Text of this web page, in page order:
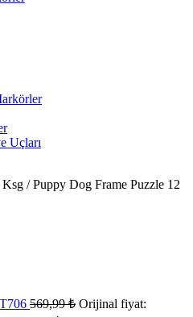
Uçları
Ksg / Puppy Dog Frame Puzzle 12
569,99₺ Orijinal fiyat: